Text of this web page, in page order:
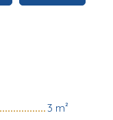
3 m²